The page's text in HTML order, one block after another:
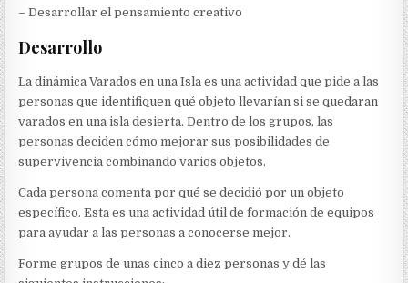
– Desarrollar el pensamiento creativo
Desarrollo
La dinámica Varados en una Isla es una actividad que pide a las
personas que identifiquen qué objeto llevarían si se quedaran
varados en una isla desierta. Dentro de los grupos, las
personas deciden cómo mejorar sus posibilidades de
supervivencia combinando varios objetos.
Cada persona comenta por qué se decidió por un objeto
específico. Esta es una actividad útil de formación de equipos
para ayudar a las personas a conocerse mejor.
Forme grupos de unas cinco a diez personas y dé las